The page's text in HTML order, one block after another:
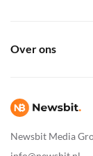
Newsbit Media
Over ons